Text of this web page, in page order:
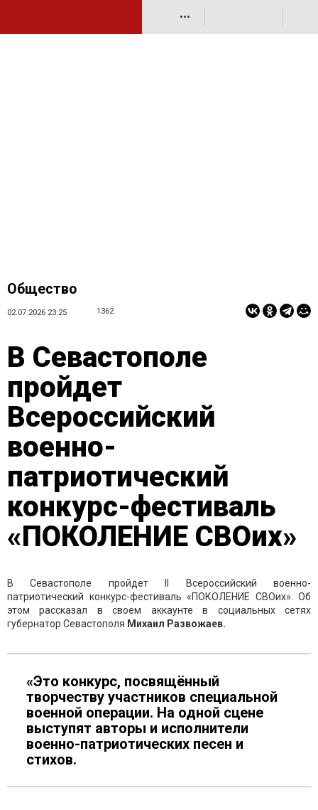
•••
Общество
02.07.2026 23:25 1362
В Севастополе
пройдет
Всероссийский
военно-
патриотический
конкурс-фестиваль
«ПОКОЛЕНИЕ СВОих»
В Севастополе пройдет II Всероссийский военно-
патриотический конкурс-фестиваль «ПОКОЛЕНИЕ СВОих». Об
этом рассказал в своем аккаунте в социальных сетях
губернатор Севастополя Михаил Развожаев.
«Это конкурс, посвящённый
творчеству участников специальной
военной операции. На одной сцене
выступят авторы и исполнители
военно-патриотических песен и
стихов.